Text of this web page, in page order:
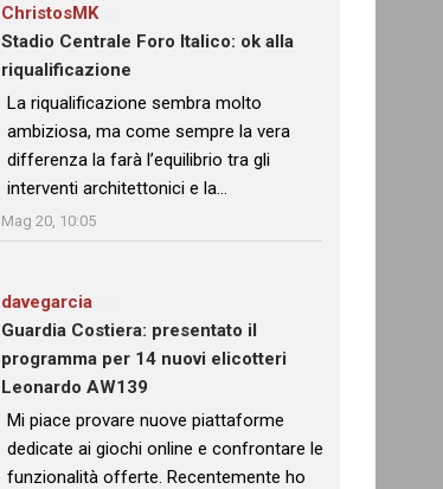
ChristosMKsu
Stadio Centrale Foro Italico: ok alla
riqualificazione
: “La riqualificazione sembra molto
ambiziosa, ma come sempre la vera
differenza la farà l’equilibrio tra gli
interventi architettonici e la…
Mag 20, 10:05
davegarcia
Guardia Costiera: presentato il
programma per 14 nuovi elicotteri
Leonardo AW139
: “
Mi piace provare nuove piattaforme
dedicate ai giochi online e confrontare le
funzionalità offerte. Recentemente ho